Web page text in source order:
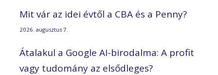
Mit vár az idei évtől a CBA és a Penny?
2026. augusztus 7.
Átalakul a Google AI-birodalma: A profit
vagy tudomány az elsődleges?